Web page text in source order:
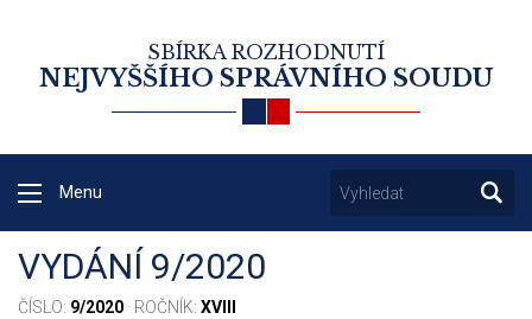
SBÍRKA ROZHODNUTÍ
NEJVYŠŠÍHO SPRÁVNÍHO SOUDU
Menu
VYDÁNÍ 9/2020
ČÍSLO: 9/2020 · ROČNÍK: XVIII